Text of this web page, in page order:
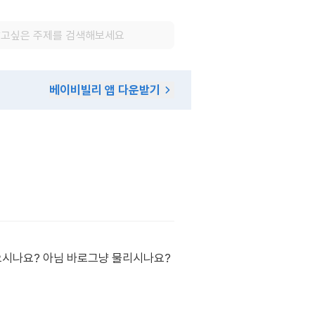
베이비빌리 앱 다운받기
나요? 아님 바로그냥 물리시나요?